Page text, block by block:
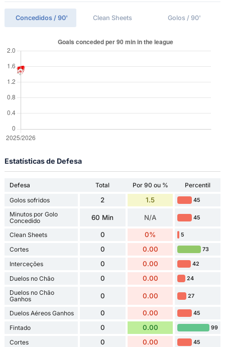
Concedidos / 90' Clean Sheets Golos / 90'
Estatísticas de Defesa
Defesa Total Por 90 ou %
Percentil
Golos sofridos
2 1.5 45
Minutos por Golo
Concedido
60 Min N/A 45
Clean Sheets 0 0% 5
Cortes 0 0.00 73
Interceções 0 0.00 42
Duelos no Chão 0 0.00 24
Duelos no Chão
Ganhos
0 0.00 27
Duelos Aéreos Ganhos 0 0.00 45
Fintado 0 0.00 99
Cortes 0 0.00 45